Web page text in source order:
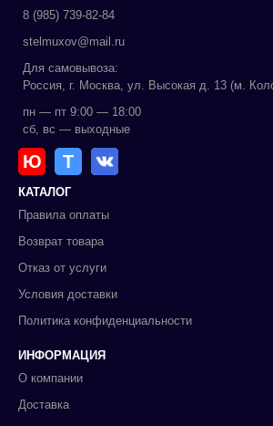
8 (985) 739-82-84
stelmuxov@mail.ru
Для самовывоза:
Россия, г. Москва, ул. Высокая д. 13 (м.
пн — пт 9:00 — 18:00
сб, вс — выходные
Ю Т
КАТАЛОГ
Правила оплаты
Возврат товара
Отказ от услуги
Условия доставки
Политика конфиденциальности
ИНФОРМАЦИЯ
О компании
Доставка